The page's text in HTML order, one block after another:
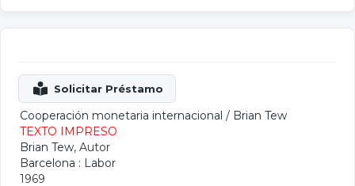
Cooperación monetaria internacional / Brian Tew
TEXTO IMPRESO
Brian Tew, Autor
Barcelona : Labor
1969